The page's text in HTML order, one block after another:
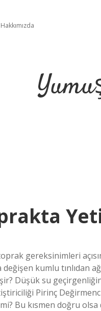
Hakkımızda
gereksinimleri
değişen kumlu
Düşük su
Pirinç
Bu kısmen doğru